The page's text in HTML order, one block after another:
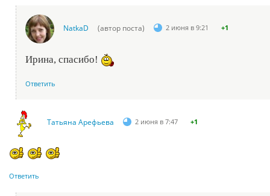
NatkaD (автор поста) 2 июня в 9:21 +1
Ирина, спасибо!
Ответить
Татьяна Арефьева 2 июня в 7:47 +1
Ответить